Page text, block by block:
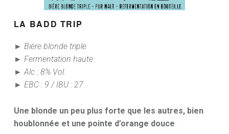
LA BADD TRIP
► Bière blonde triple
► Fermentation haute
► Alc : 8% Vol.
► EBC : 9 / IBU : 27
Une blonde un peu plus forte que les autres, bien
houblonnée et une pointe d’orange douce.